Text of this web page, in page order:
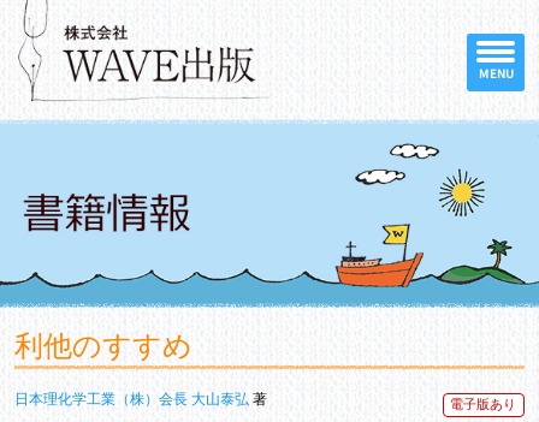
MENU
利他のすすめ
日本理化学工業（株）会長 大山泰弘 著 電子版あり